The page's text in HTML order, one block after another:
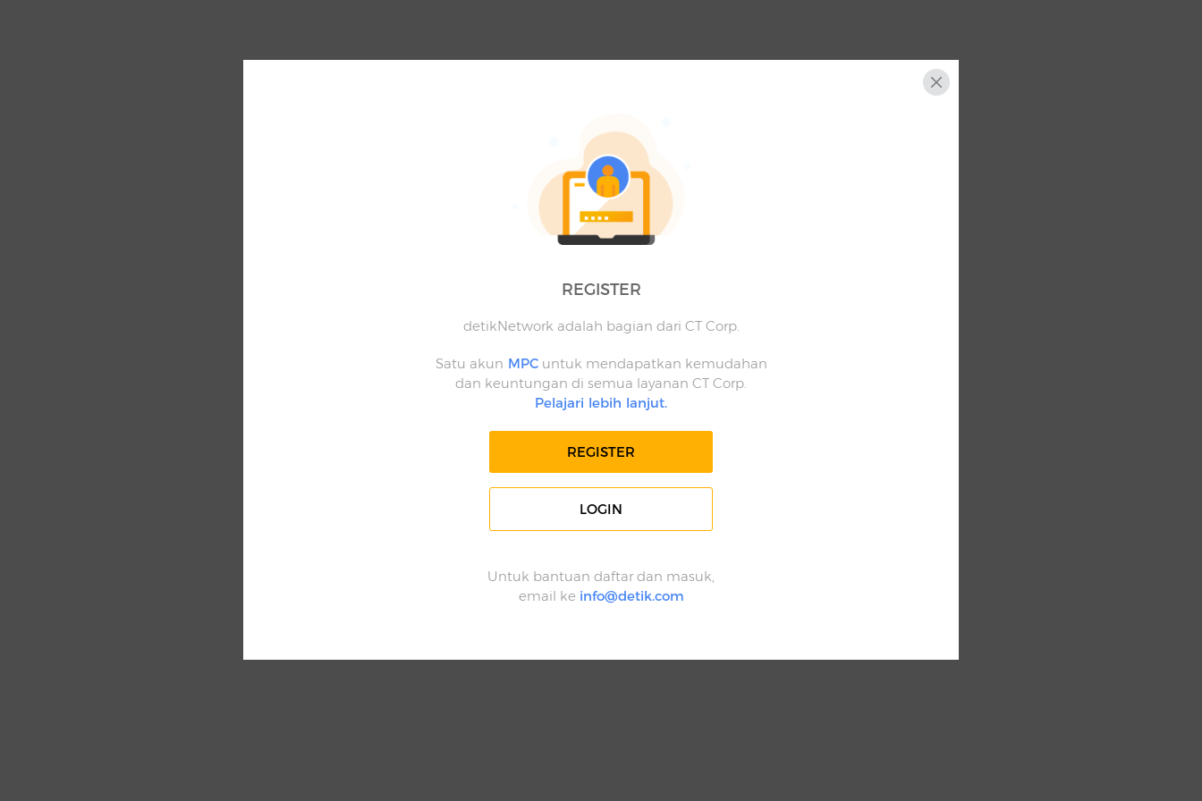
REGISTER
detikNetwork adalah bagian dari CT Corp.
Satu akun MPCuntuk mendapatkan kemudahan
dan keuntungan di semua layanan CT Corp.
Pelajari lebih lanjut.
REGISTER
LOGIN
Untuk bantuan daftar dan masuk,
email ke info@detik.com